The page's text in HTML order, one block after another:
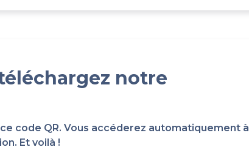
notre
code QR. Vous accéderez automatiquement à
Et voilà !